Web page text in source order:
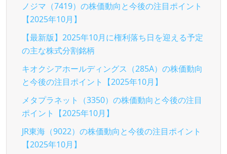
ノジマ（7419）の株価動向と今後の注目ポイント
【2025年10月】
【最新版】2025年10月に権利落ち日を迎える予定
の主な株式分割銘柄
キオクシアホールディングス（285A）の株価動向
と今後の注目ポイント【2025年10月】
メタプラネット（3350）の株価動向と今後の注目
ポイント【2025年10月】
JR東海（9022）の株価動向と今後の注目ポイント
【2025年10月】